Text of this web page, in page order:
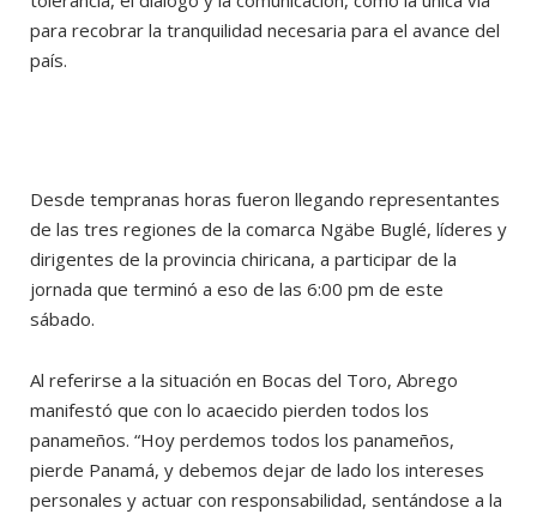
para recobrar la tranquilidad necesaria para el avance del
país.
Desde tempranas horas fueron llegando representantes
de las tres regiones de la comarca Ngäbe Buglé, líderes y
dirigentes de la provincia chiricana, a participar de la
jornada que terminó a eso de las 6:00 pm de este
sábado.
Al referirse a la situación en Bocas del Toro, Abrego
manifestó que con lo acaecido pierden todos los
panameños. “Hoy perdemos todos los panameños,
pierde Panamá, y debemos dejar de lado los intereses
personales y actuar con responsabilidad, sentándose a la